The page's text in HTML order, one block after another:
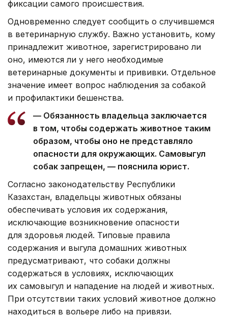
фиксации самого происшествия.
Одновременно следует сообщить о случившемся
в ветеринарную службу. Важно установить, кому
принадлежит животное, зарегистрировано ли
оно, имеются ли у него необходимые
ветеринарные документы и прививки. Отдельное
значение имеет вопрос наблюдения за собакой
и профилактики бешенства.
— Обязанность владельца заключается
в том, чтобы содержать животное таким
образом, чтобы оно не представляло
опасности для окружающих. Самовыгул
собак запрещен, — пояснила юрист.
Согласно законодательству Республики
Казахстан, владельцы животных обязаны
обеспечивать условия их содержания,
исключающие возникновение опасности
для здоровья людей. Типовые правила
содержания и выгула домашних животных
предусматривают, что собаки должны
содержаться в условиях, исключающих
их самовыгул и нападение на людей и животных.
При отсутствии таких условий животное должно
находиться в вольере либо на привязи.